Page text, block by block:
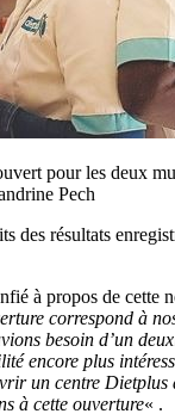
pour les deux
Pech
des résultats
à propos de cette
correspond à
besoin d’un
encore plus
un centre
à cette ouverture« .